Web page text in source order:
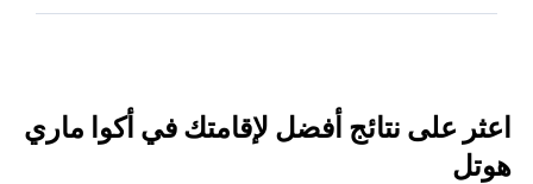
اعثر على نتائج أفضل لإقامتك في أكوا ماري
هوتل